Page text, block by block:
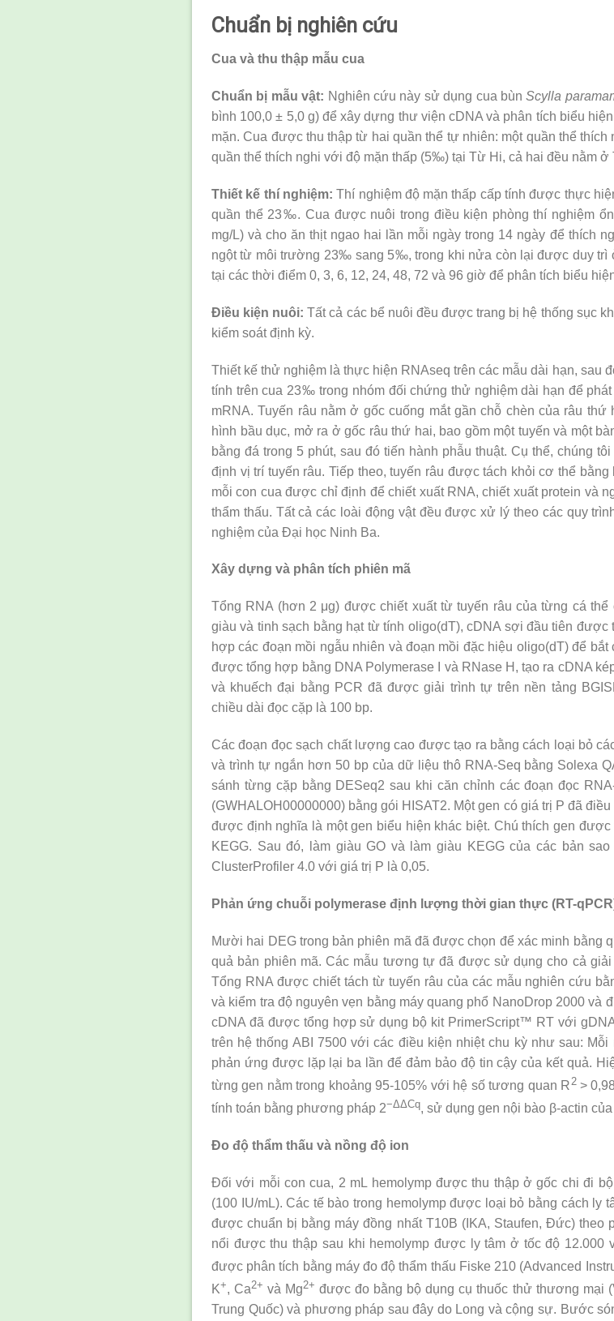
Chuẩn bị nghiên cứu
Cua và thu thập mẫu cua
Chuẩn bị mẫu vật: Nghiên cứu này sử dụng cua bùnScylla
bình 100,0 ± 5,0 g) để xây dựng thư viện cDNA và phân tích biểu
mặn. Cua được thu thập từ hai quần thể tự nhiên: một quần thể
quần thể thích nghi với độ mặn thấp (5‰) tại Từ Hi, cả hai đều nằm ở
Thiết kế thí nghiệm: Thí nghiệm độ mặn thấp cấp tính được thực
quần thể 23‰. Cua được nuôi trong điều kiện phòng thí nghiệm
mg/L) và cho ăn thịt ngao hai lần mỗi ngày trong 14 ngày để thích
ngột từ môi trường 23‰ sang 5‰, trong khi nửa còn lại được duy
tại các thời điểm 0, 3, 6, 12, 24, 48, 72 và 96 giờ để phân tích biểu
Điều kiện nuôi: Tất cả các bể nuôi đều được trang bị hệ thống sục
kiểm soát định kỳ.
Thiết kế thử nghiệm là thực hiện RNAseq trên các mẫu dài hạn, sau
tính trên cua 23‰ trong nhóm đối chứng thử nghiệm dài hạn để
mRNA. Tuyến râu nằm ở gốc cuống mắt gần chỗ chèn của râu
hình bầu dục, mở ra ở gốc râu thứ hai, bao gồm một tuyến và một
bằng đá trong 5 phút, sau đó tiến hành phẫu thuật. Cụ thể, chúng
định vị trí tuyến râu. Tiếp theo, tuyến râu được tách khỏi cơ thể
mỗi con cua được chỉ định để chiết xuất RNA, chiết xuất protein và
thẩm thấu. Tất cả các loài động vật đều được xử lý theo các quy
nghiệm của Đại học Ninh Ba.
Xây dựng và phân tích phiên mã
Tổng RNA (hơn 2 μg) được chiết xuất từ tuyến râu của từng cá
giàu và tinh sạch bằng hạt từ tính oligo(dT), cDNA sợi đầu tiên
hợp các đoạn mồi ngẫu nhiên và đoạn mồi đặc hiệu oligo(dT) để
được tổng hợp bằng DNA Polymerase I và RNase H, tạo ra cDNA
và khuếch đại bằng PCR đã được giải trình tự trên nền tảng
chiều dài đọc cặp là 100 bp.
Các đoạn đọc sạch chất lượng cao được tạo ra bằng cách loại bỏ
và trình tự ngắn hơn 50 bp của dữ liệu thô RNA-Seq bằng Solexa
sánh từng cặp bằng DESeq2 sau khi căn chỉnh các đoạn đọc
(GWHALOH00000000) bằng gói HISAT2. Một gen có giá trị P đã
được định nghĩa là một gen biểu hiện khác biệt. Chú thích gen
KEGG. Sau đó, làm giàu GO và làm giàu KEGG của các bản
ClusterProfiler 4.0 với giá trị P là 0,05.
Phản ứng chuỗi polymerase định lượng thời gian thực (RT-
Mười hai DEG trong bản phiên mã đã được chọn để xác minh bằng
quả bản phiên mã. Các mẫu tương tự đã được sử dụng cho cả
Tổng RNA được chiết tách từ tuyến râu của các mẫu nghiên cứu
và kiểm tra độ nguyên vẹn bằng máy quang phổ NanoDrop 2000 và
cDNA đã được tổng hợp sử dụng bộ kit PrimerScript™ RT với
trên hệ thống ABI 7500 với các điều kiện nhiệt chu kỳ như sau:
phản ứng được lặp lại ba lần để đảm bảo độ tin cậy của kết quả.
từng gen nằm trong khoảng 95-105% với hệ số tương quan R 2>
tính toán bằng phương pháp 2−ΔΔCq, sử dụng gen nội bào β-actin của
Đo độ thẩm thấu và nồng độ ion
Đối với mỗi con cua, 2 mL hemolymp được thu thập ở gốc chi đi
(100 IU/mL). Các tế bào trong hemolymp được loại bỏ bằng cách ly
được chuẩn bị bằng máy đồng nhất T10B (IKA, Staufen, Đức) theo
nổi được thu thập sau khi hemolymp được ly tâm ở tốc độ
được phân tích bằng máy đo độ thẩm thấu Fiske 210 (Advanced
K+, Ca2+ và Mg2+ được đo bằng bộ dụng cụ thuốc thử thương mại
Trung Quốc) và phương pháp sau đây do Long và cộng sự. Bước